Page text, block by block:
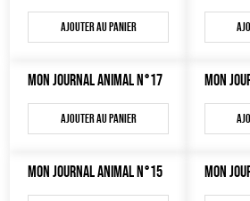
LIBRAIRIE
BD / ILLUSTRÉS
BADGES
Ajouter au panier
MON JOURNAL ANIMAL N°17
Ajouter au panier
MON
MON JOURNAL ANIMAL N°15 MON